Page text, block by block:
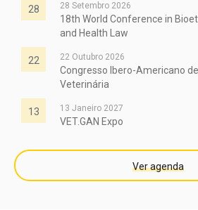
28 28 Setembro 2026
18th World Conference in
and Health Law
22 22 Outubro 2026
Congresso Ibero-Americano
Veterinária
13 13 Janeiro 2027
VET.GAN Expo
Ver agenda